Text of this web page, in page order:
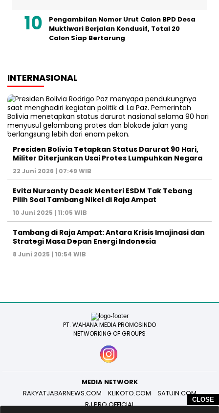
CLOSE
Pengambilan Nomor Urut Calon BPD Desa
Muktiwari Berjalan Kondusif, Total 20
Calon Siap Bertarung
INTERNASIONAL
Presiden Bolivia Tetapkan Status Darurat 90 Hari,
Militer Diterjunkan Usai Protes Lumpuhkan Negara
22 Juni 2026 | 07:49 WIB
Evita Nursanty Desak Menteri ESDM Tak Tebang
Pilih Soal Tambang Nikel di Raja Ampat
10 Juni 2025 | 11:05 WIB
Tambang di Raja Ampat: Antara Krisis Imajinasi dan
Strategi Masa Depan Energi Indonesia
8 Juni 2025 | 10:54 WIB
PT. WAHANA MEDIA PROMOSINDO
NETWORKING OF GROUPS
MEDIA NETWORK
RAKYATJABARNEWS.COM
KLIKOTO.COM
SATUIN.COM
RJ PRO OFFICIAL